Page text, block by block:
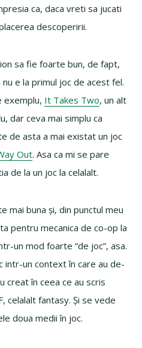
ca, daca vreti sa jucati
descoperirii.
sa fie foarte bun, de fapt,
e la primul joc de acest fel.
exemplu, It Takes Two, un alt
dar ceva mai simplu ca
de asta a mai existat un joc
Out. Asa ca mi se pare
de la un joc la celalalt.
mai buna și, din punctul meu
pentru mecanica de co-op la
un mod foarte “de joc”, asa.
intr-un context în care au de-
creat în ceea ce au scris
celalalt fantasy. Și se vede
doua medii în joc.